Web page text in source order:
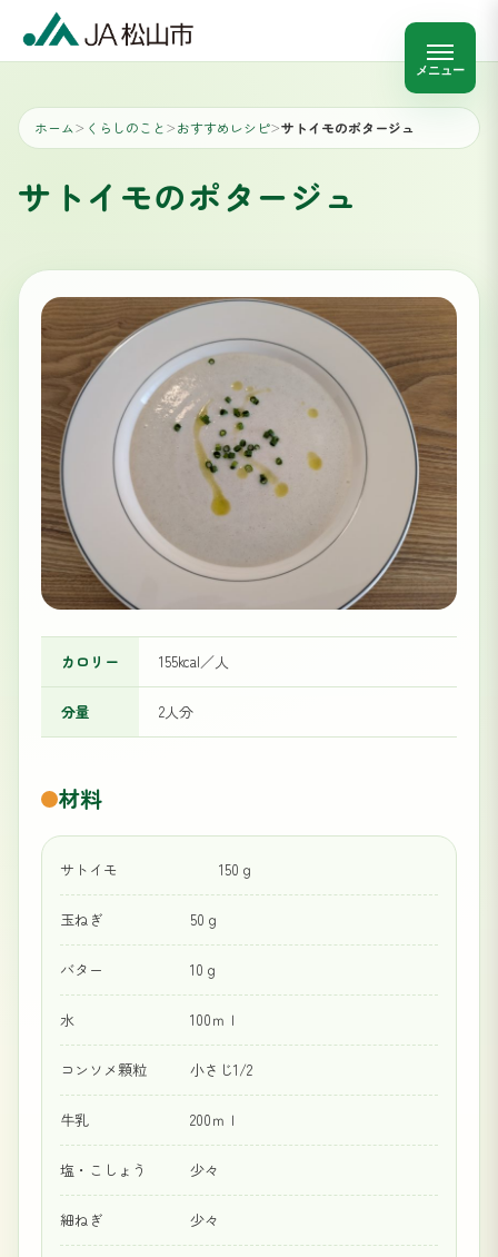
メニュー
ホーム＞ くらしのこと ＞ おすすめレシピ＞サトイモのポタージュ
サトイモのポタージュ
カロリー 155kcal／人
分量 2人分
材料
サトイモ 150ｇ
玉ねぎ 50ｇ
バター 10ｇ
水 100ｍｌ
コンソメ顆粒 小さじ1/2
牛乳 200ｍｌ
塩・こしょう 少々
細ねぎ 少々